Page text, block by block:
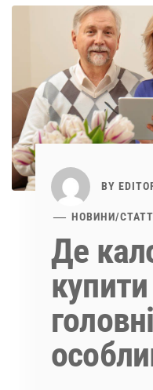
BY
НОВИНИ/
Де
головні